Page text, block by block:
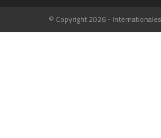
© Copyright 2026 -